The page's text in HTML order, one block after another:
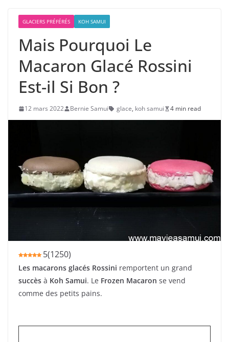
GLACIERS PRÉFÉRÉS KOH SAMUI
Mais Pourquoi Le
Macaron Glacé Rossini
Est-il Si Bon ?
12 mars 2022 Bernie Samui glace, koh samui 4 min read
5(1250)
Les macarons glacés Rossini remportent un grand
succès à Koh Samui. Le Frozen Macaron se vend
comme des petits pains.